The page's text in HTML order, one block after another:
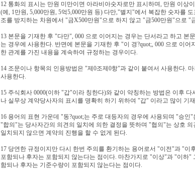
12 통화의 표시는 만원 미만이면 아라비아숫자로만 표시하며, 만원 이상
(예, 1만원, 5,000만원, 5억5,000만원 등) 다만,"별지"에서 복잡한 숫자를
조를 방지하는 차원에서 "금X500만원"으로 하지 않고 "금500만원"으로 "
13 본문을 기재한 후 "다만", 000 으로 이어지는 경우는 단서라고 하고
는 경우에 사용한다. 반면에 본문을 기재한 후 "이 경?quot;, 000 으로 이
한 관계를 가진 내용을 계속하여 규정하는 경우이다.
14 조문이나 항목의 인용방법은 "제0조제0항"과 같이 붙여서 사용한다.
사용한다.
15 주식회사 0000(이하 "갑"이라 칭한다)와 같이 약칭하는 방법은 이후
나 실무상 계약당사자의 표시를 명확히 하기 위하여 "갑" 이라고 많이 기
16 용어의 표현 가운데 "동?quot;는 주로 대등자의 경우에 사용되며 "승
"합의"는 당사자간의 의견의 일치에 의한 결정을 뜻하며 "협의"는 상호
일치되지 않으면 계약의 진행을 할 수 없게 된다.
17 당연한 규정이지만 다시 한번 주의를 환기하는 용어로서 "이전"과 "
포함되나 후자는 포함되지 않는다는 점이다. 마찬가지로 "이상"과 "이하
함되나 후자는 기준수량이 포함되지 않는다는 점이다.